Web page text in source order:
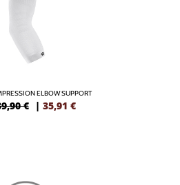
ELBOW SUPPORT
€ | 35,91 €